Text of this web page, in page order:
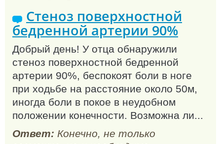
Стеноз поверхностной
бедренной артерии 90%
Добрый день! У отца обнаружили
стеноз поверхностной бедренной
артерии 90%, беспокоят боли в ноге
при ходьбе на расстояние около 50м,
иногда боли в покое в неудобном
положении конечности. Возможна ли...
Ответ: Конечно, не только